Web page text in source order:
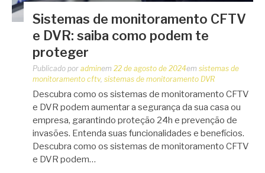
Sistemas de monitoramento CFTV
e DVR: saiba como podem te
proteger
Publicado por adminem 22 de agosto de 2024em sistemas de
monitoramento cftv, sistemas de monitoramento DVR
Descubra como os sistemas de monitoramento CFTV
e DVR podem aumentar a segurança da sua casa ou
empresa, garantindo proteção 24h e prevenção de
invasões. Entenda suas funcionalidades e benefícios.
Descubra como os sistemas de monitoramento CFTV
e DVR podem…